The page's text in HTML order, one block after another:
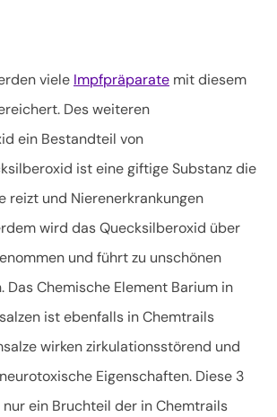
viele Impfpräparate mit diesem
Des weiteren
ein Bestandteil von
ist eine giftige Substanz die
reizt und Nierenerkrankungen
wird das Quecksilberoxid über
und führt zu unschönen
Das Chemische Element Barium in
ist ebenfalls in Chemtrails
wirken zirkulationsstörend und
Eigenschaften. Diese 3
ein Bruchteil der in Chemtrails